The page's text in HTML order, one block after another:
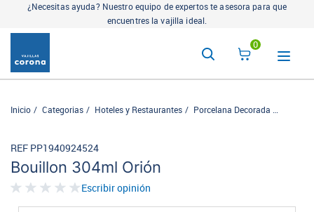
¿Necesitas ayuda? Nuestro equipo de expertos te asesora para que
encuentres la vajilla ideal.
0
Inicio Categorias Hoteles y Restaurantes Porcelana Decorada
Bouillon 304ml Orión
REF PP1940924524
Escribir opinión